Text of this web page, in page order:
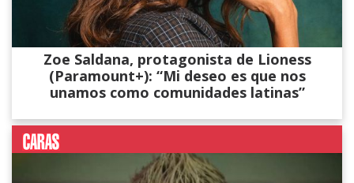
Zoe Saldana, protagonista de Lioness
(Paramount+): “Mi deseo es que nos
unamos como comunidades latinas”